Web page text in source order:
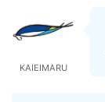
KAIEIMARU